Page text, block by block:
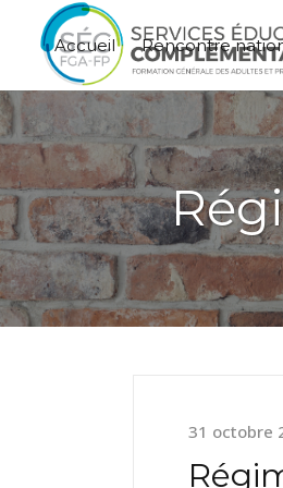
Accueil Rencontre
31 octobre